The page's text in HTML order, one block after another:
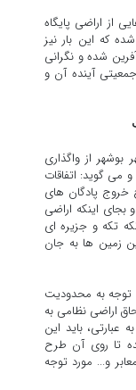
از اراضی پایگاه
که این بار نیز
شده و نگرانی
آینده آن و
از واگذاری
می گوید: اتفاقات
خروج پادگان های
اینکه اراضی
تکه و جزیره ای
زمین ها به جان
توجه به محدودیت
اراضی نظامی به
عبارتی، باید این
تا روی آن طرح
و... مورد توجه